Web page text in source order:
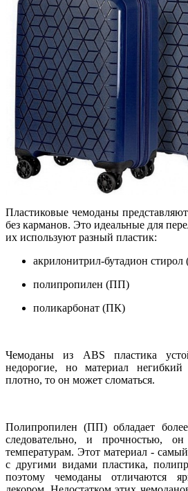
Пластиковые чемоданы
без карманов. Это идеальные для
их используют разный пластик:
акрилонитрил-бутадион стирол
полипропилен (ПП)
поликарбонат (ПК)
Чемоданы из ABS пластика
недорогие, но материал
плотно, то он может сломаться.
Полипропилен (ПП) обладает
следовательно, и прочностью,
температурам. Этот материал -
с другими видами пластика,
поэтому чемоданы отличаются